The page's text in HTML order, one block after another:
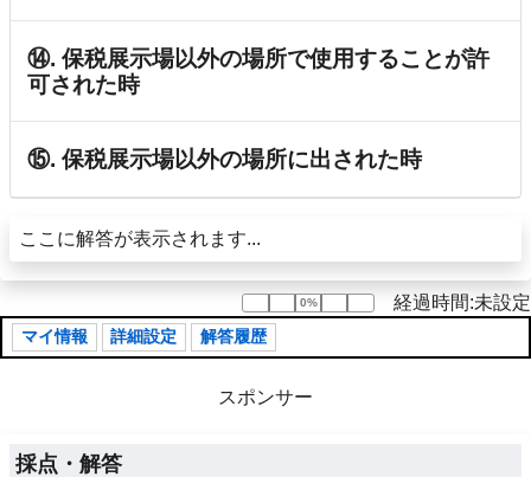
⑭. 保税展示場以外の場所で使用することが許
可された時
⑮. 保税展示場以外の場所に出された時
ここに解答が表示されます...
0%
0% 経過時間:未設定
マイ情報 詳細設定 解答履歴
スポンサー
採点・解答